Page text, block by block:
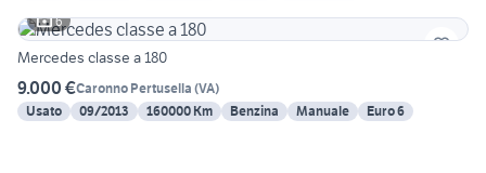
6
Mercedes classe a 180
9.000 €Caronno Pertusella (VA)
Usato
09/2013 160000 Km Benzina Manuale Euro 6